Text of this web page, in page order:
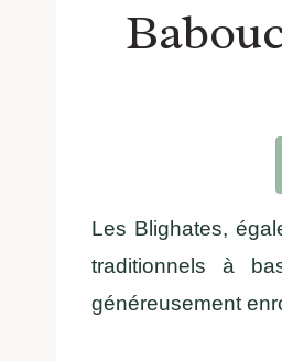
Les Blighates,
traditionnels à
généreusement